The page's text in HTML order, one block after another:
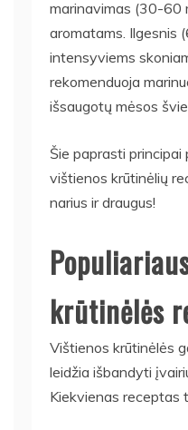
marinavimas (30-60
aromatams. Ilgesnis
intensyviems
rekomenduoja
išsaugotų mėsos
Šie paprasti
vištienos krūtinėlių
narius ir draugus!
krūtinėlės
Vištienos krūtinėlės
leidžia išbandyti
Kiekvienas receptas